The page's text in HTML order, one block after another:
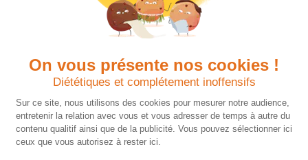
On vous présente nos cookies !
Diététiques et complétement inoffensifs
Sur ce site, nous utilisons des cookies pour mesurer notre audience,
entretenir la relation avec vous et vous adresser de temps à autre du
contenu qualitif ainsi que de la publicité. Vous pouvez sélectionner ici
ceux que vous autorisez à rester ici.